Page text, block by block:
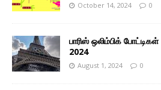
October 14, 2024 0
பாரிஸ் ஒலிம்பிக்
2024
August 1, 2024 0